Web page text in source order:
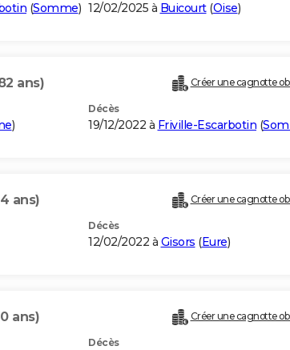
(Somme) 12/02/2025 à Buicourt(Oise)
ans) Créer une cagnotte
)
Décès
19/12/2022 à Friville-Escarbotin (
ans) Créer une cagnotte
Décès
12/02/2022 à Gisors (Eure)
ans) Créer une cagnotte
Décès